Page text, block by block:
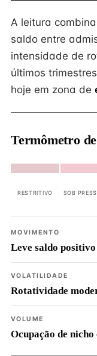
A leitura
saldo entre
intensidade de
últimos
hoje em zona de
Termômetro
RESTRITIVO SOB
MOVIMENTO
Leve saldo
VOLATILIDADE
Rotatividade
VOLUME
Ocupação de